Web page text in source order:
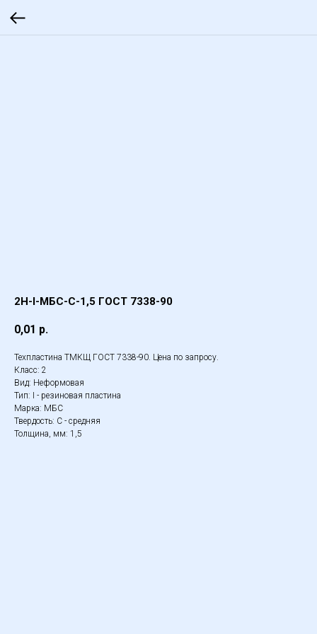
2Н-I-МБС-С-1,5 ГОСТ 7338-90
0,01 р.
Техпластина ТМКЩ ГОСТ 7338-90. Цена по запросу.
Класс: 2
Вид: Неформовая
Тип: I - резиновая пластина
Марка: МБС
Твердость: С - средняя
Толщина, мм: 1,5